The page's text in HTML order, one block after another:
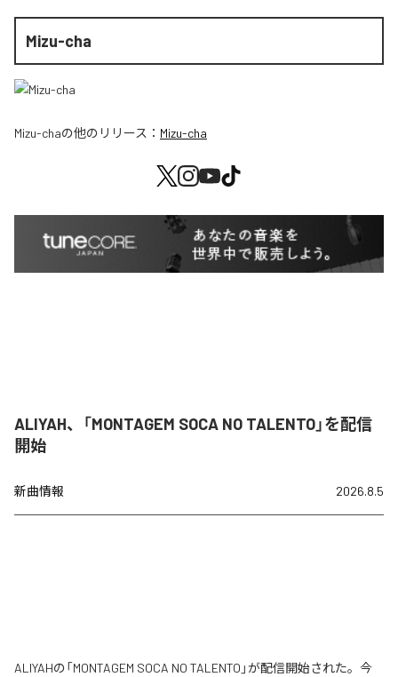
Mizu-cha
Mizu-chaの他のリリース： Mizu-cha
ALIYAH、「MONTAGEM SOCA NO TALENTO」を配信
開始
新曲情報 2026.8.5
ALIYAHの「MONTAGEM SOCA NO TALENTO」が配信開始された。今